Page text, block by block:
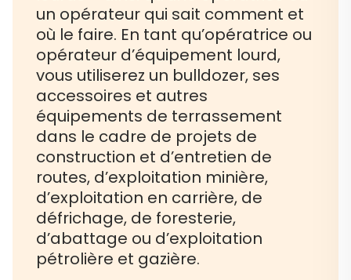
un opérateur qui sait comment et
où le faire. En tant qu’opératrice ou
opérateur d’équipement lourd,
vous utiliserez un bulldozer, ses
accessoires et autres
équipements de terrassement
dans le cadre de projets de
construction et d’entretien de
routes, d’exploitation minière,
d’exploitation en carrière, de
défrichage, de foresterie,
d’abattage ou d’exploitation
pétrolière et gazière.